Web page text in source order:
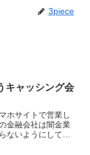
3piece
キャッシング会
ホサイトで営業し
金融会社は闇金業
ないようにしてく